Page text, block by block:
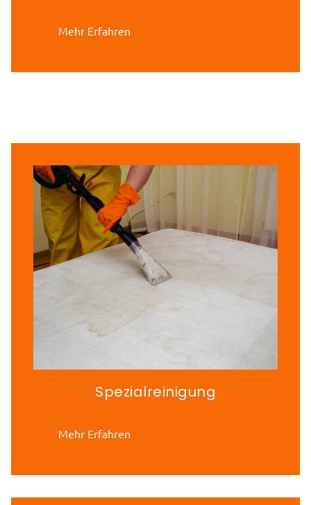
Mehr Erfahren
Spezialreinigung
Mehr Erfahren